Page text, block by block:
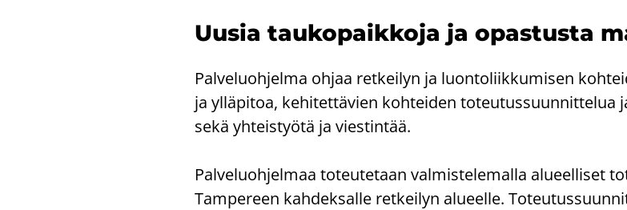
Uusia tau­ko­paik­ko­ja ja opas­tus­ta
Pal­ve­luoh­jel­ma ohjaa ret­kei­lyn ja luon­to­liik­ku­mi­sen
ja yl­lä­pi­toa, ke­hi­tet­tä­vien koh­tei­den to­teu­tus­suun­nit­te­lua
sekä yh­teis­työ­tä ja vies­tin­tää.
Pal­ve­luoh­jel­maa to­teu­te­taan val­mis­te­le­mal­la alu­eel­li­set
Tam­pe­reen kah­dek­sal­le ret­kei­lyn alu­eel­le.